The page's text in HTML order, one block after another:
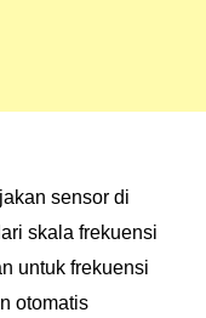
sensor di
skala frekuensi
untuk frekuensi
otomatis